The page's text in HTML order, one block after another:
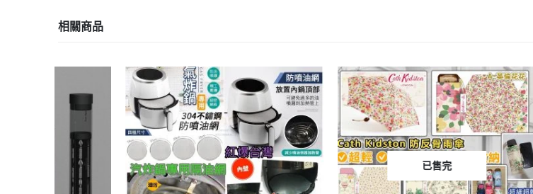
相關商品
已售完